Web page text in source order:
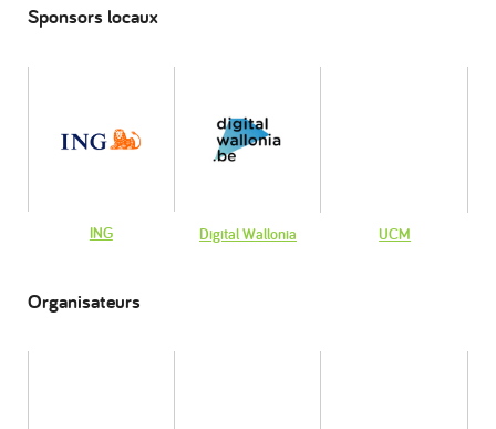
Sponsors locaux
ING Digital Wallonia UCM
Organisateurs